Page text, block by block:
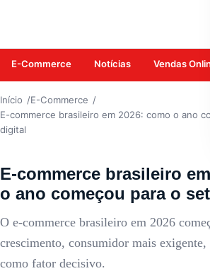
E-Commerce Notícias Vendas
Início
E-Commerce
E-commerce brasileiro em 2026: como o ano
digital
E-commerce brasileiro
o ano começou para o
O e-commerce brasileiro em 2026
crescimento, consumidor mais
como fator decisivo.